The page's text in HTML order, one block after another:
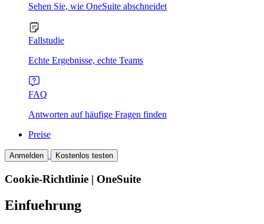
Sehen Sie, wie OneSuite abschneidet
Fallstudie
Echte Ergebnisse, echte Teams
FAQ
Antworten auf häufige Fragen finden
Preise
Anmelden Kostenlos testen
Cookie-Richtlinie | OneSuite
Einfuehrung